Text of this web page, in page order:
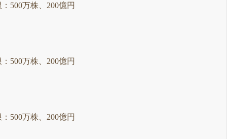
500万株、200億円
500万株、200億円
500万株、200億円